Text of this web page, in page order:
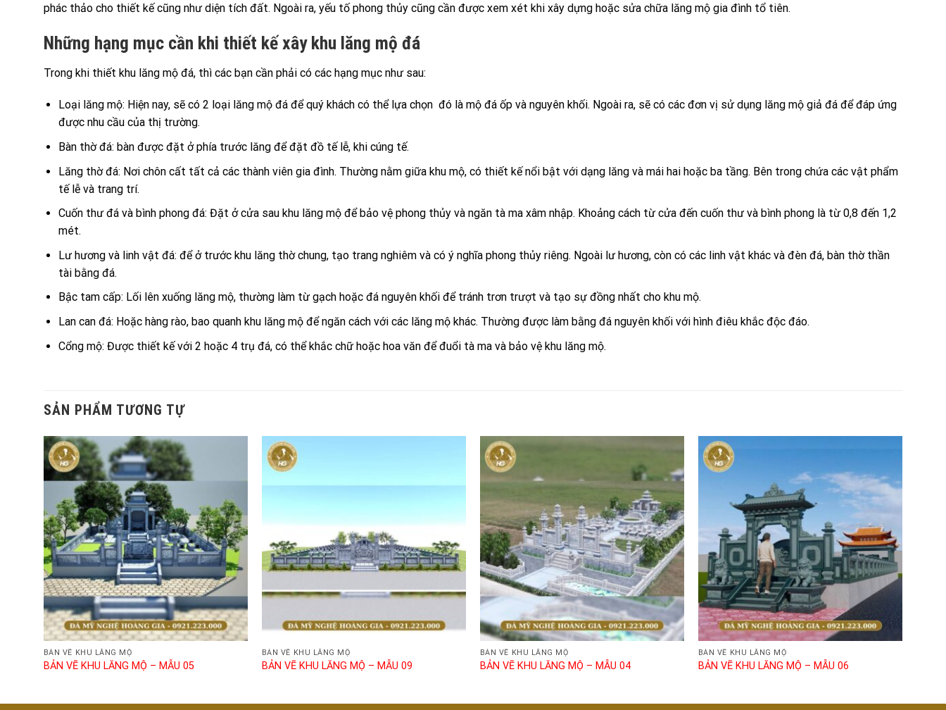
phác thảo cho thiết kế cũng như diện tích đất. Ngoài ra, yếu tố phong thủy cũng cần được xem xét khi xây dựng hoặc sửa chữa lăng mộ gia đình tổ tiên.
Những hạng mục cần khi thiết kế xây khu lăng mộ đá
Trong khi thiết khu lăng mộ đá, thì các bạn cần phải có các hạng mục như sau:
Loại lăng mộ: Hiện nay, sẽ có 2 loại lăng mộ đá để quý khách có thể lựa chọn đó là mộ đá ốp và nguyên khối. Ngoài ra, sẽ có các đơn vị sử dụng lăng mộ giả đá để đáp ứng
được nhu cầu của thị trường.
Bàn thờ đá: bàn được đặt ở phía trước lăng để đặt đồ tế lễ, khi cúng tế.
Lăng thờ đá: Nơi chôn cất tất cả các thành viên gia đình. Thường nằm giữa khu mộ, có thiết kế nổi bật với dạng lăng và mái hai hoặc ba tầng. Bên trong chứa các vật phẩm
tế lễ và trang trí.
Cuốn thư đá và bình phong đá: Đặt ở cửa sau khu lăng mộ để bảo vệ phong thủy và ngăn tà ma xâm nhập. Khoảng cách từ cửa đến cuốn thư và bình phong là từ 0,8 đến 1,2
mét.
Lư hương và linh vật đá: để ở trước khu lăng thờ chung, tạo trang nghiêm và có ý nghĩa phong thủy riêng. Ngoài lư hương, còn có các linh vật khác và đèn đá, bàn thờ thần
tài bằng đá.
Bậc tam cấp: Lối lên xuống lăng mộ, thường làm từ gạch hoặc đá nguyên khối để tránh trơn trượt và tạo sự đồng nhất cho khu mộ.
Lan can đá: Hoặc hàng rào, bao quanh khu lăng mộ để ngăn cách với các lăng mộ khác. Thường được làm bằng đá nguyên khối với hình điêu khắc độc đáo.
Cổng mộ: Được thiết kế với 2 hoặc 4 trụ đá, có thể khắc chữ hoặc hoa văn để đuổi tà ma và bảo vệ khu lăng mộ.
SẢN PHẨM TƯƠNG TỰ
BẢN VẼ KHU LĂNG MỘ
BẢN VẼ KHU LĂNG MỘ – MẪU 05
BẢN VẼ KHU LĂNG MỘ
BẢN VẼ KHU LĂNG MỘ – MẪU 09
BẢN VẼ KHU LĂNG MỘ
BẢN VẼ KHU LĂNG MỘ – MẪU 04
BẢN VẼ KHU LĂNG MỘ
BẢN VẼ KHU LĂNG MỘ – MẪU 06